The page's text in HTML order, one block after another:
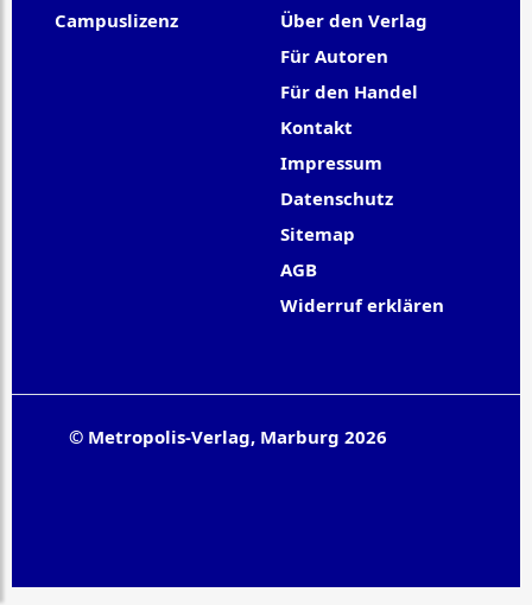
Campuslizenz
Über den Verlag
Für Autoren
Für den Handel
Kontakt
Impressum
Datenschutz
Sitemap
AGB
Widerruf erklären
© Metropolis-Verlag, Marburg 2026